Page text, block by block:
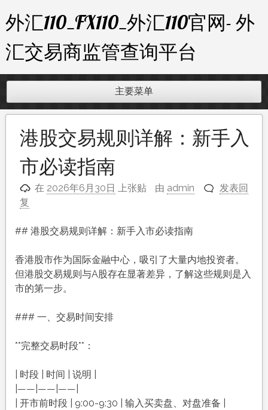
至
内
容
外汇110_FX110_外汇110官网- 外
汇交易商监管查询平台
主要菜单
港股交易规则详解：新手入
市必读指南
在 2026年6月30日 上张贴 由 admin
发表回
复
## 港股交易规则详解：新手入市必读指南
香港股市作为国际金融中心，吸引了大量内地投资者。
但港股交易规则与A股存在显著差异，了解这些规则是入
市的第一步。
### 一、交易时间安排
**完整交易时段**：
| 时段 | 时间 | 说明 |
|——|——|——|
| 开市前时段 | 9:00-9:30 | 输入买卖盘、对盘准备 |